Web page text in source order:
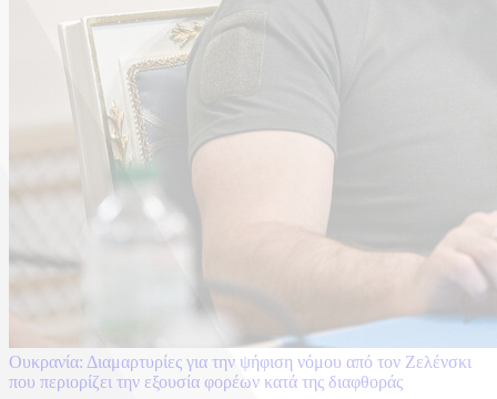
Ουκρανία: Διαμαρτυρίες για την ψήφιση νόμου από τον Ζελένσκι
που περιορίζει την εξουσία φορέων κατά της διαφθοράς